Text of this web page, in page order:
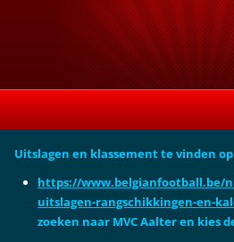
Uitslagen en klassement te vinden op
https://www.belgianfootball.be/
uitslagen-rangschikkingen-en-
zoeken naar MVC Aalter en kies